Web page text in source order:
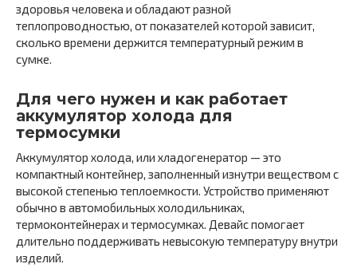
здоровья человека и обладают разной
теплопроводностью, от показателей которой зависит,
сколько времени держится температурный режим в
сумке.
Для чего нужен и как работает
аккумулятор холода для
термосумки
Аккумулятор холода, или хладогенератор — это
компактный контейнер, заполненный изнутри веществом с
высокой степенью теплоемкости. Устройство применяют
обычно в автомобильных холодильниках,
термоконтейнерах и термосумках. Девайс помогает
длительно поддерживать невысокую температуру внутри
изделий.